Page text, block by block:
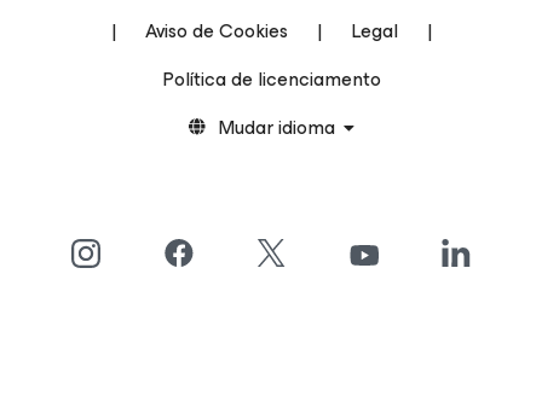
|
Aviso de Cookies | Legal
|
Política de licenciamento
Mudar idioma